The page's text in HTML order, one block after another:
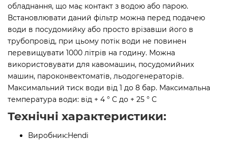
обладнання, що має контакт з водою або парою.
Встановлювати даний фільтр можна перед подачею
води в посудомийку або просто врізавши його в
трубопровід, при цьому потік води не повинен
перевищувати 1000 літрів на годину. Можна
використовувати для кавомашин, посудомийних
машин, пароконвектоматів, льодогенераторів.
Максимальний тиск води від 1 до 8 бар. Максимальна
температура води: від + 4 ° C до + 25 ° C
Технічні характеристики:
Виробник:Hendi